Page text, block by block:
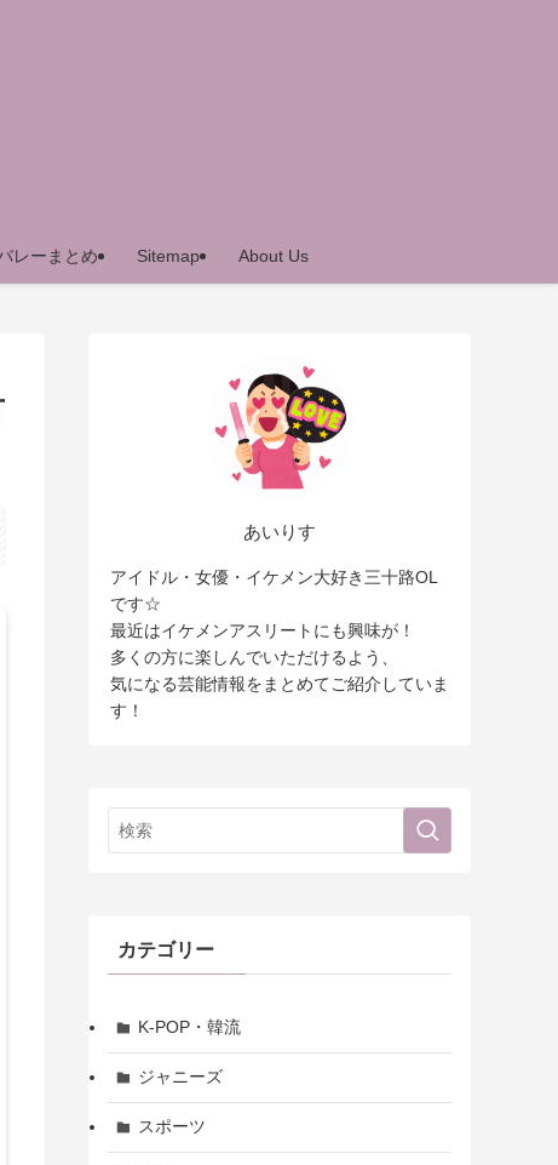
レーまとめ Sitemap About Us
あいりす
アイドル・女優・イケメン大好き三十路OL
です☆
最近はイケメンアスリートにも興味が！
多くの方に楽しんでいただけるよう、
気になる芸能情報をまとめてご紹介していま
す！
カテゴリー
K-POP・韓流
ジャニーズ
スポーツ